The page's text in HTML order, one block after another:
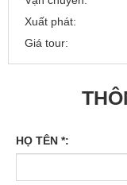
Xuất phát:
Giá tour:
HỌ TÊN *: